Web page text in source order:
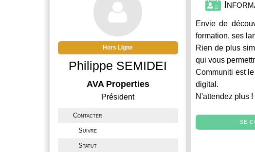
Hors Ligne
Philippe SEMIDEI
AVA Properties
Président
Contacter
Suivre
Statut
Envie de
formation, ses
Rien de plus
qui vous
Communiti est
digital.
N'attendez plus
SE